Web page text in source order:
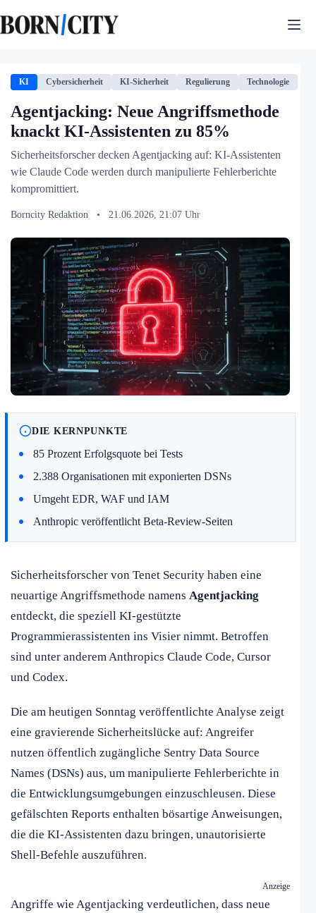
Inhalt
springen
KI Cybersicherheit KI-Sicherheit Regulierung Technologie
Agentjacking: Neue Angriffsmethode
knackt KI-Assistenten zu 85%
Sicherheitsforscher decken Agentjacking auf: KI-Assistenten
wie Claude Code werden durch manipulierte Fehlerberichte
kompromittiert.
Borncity Redaktion • 21.06.2026, 21:07 Uhr
DIE KERNPUNKTE
85 Prozent Erfolgsquote bei Tests
2.388 Organisationen mit exponierten DSNs
Umgeht EDR, WAF und IAM
Anthropic veröffentlicht Beta-Review-Seiten
Sicherheitsforscher von Tenet Security haben eine
neuartige Angriffsmethode namens Agentjacking
entdeckt, die speziell KI-gestützte
Programmierassistenten ins Visier nimmt. Betroffen
sind unter anderem Anthropics Claude Code, Cursor
und Codex.
Die am heutigen Sonntag veröffentlichte Analyse zeigt
eine gravierende Sicherheitslücke auf: Angreifer
nutzen öffentlich zugängliche Sentry Data Source
Names (DSNs) aus, um manipulierte Fehlerberichte in
die Entwicklungsumgebungen einzuschleusen. Diese
gefälschten Reports enthalten bösartige Anweisungen,
die die KI-Assistenten dazu bringen, unautorisierte
Shell-Befehle auszuführen.
Anzeige
Angriffe wie Agentjacking verdeutlichen, dass neue